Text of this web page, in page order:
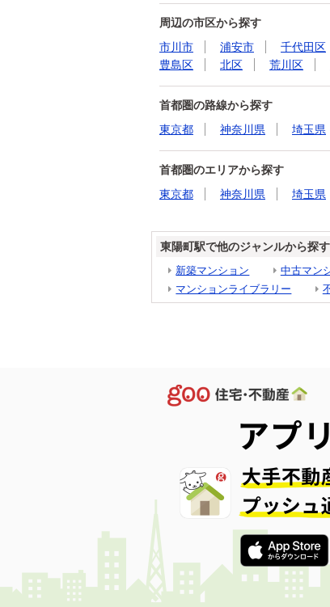
周辺の市区から探す
市川市
浦安市 千代田区
豊島区
北区 荒川区
首都圏の路線から探す
東京都
神奈川県 埼玉県
首都圏のエリアから探す
東京都
神奈川県 埼玉県
東陽町駅で他のジャンルから探す
新築マンション 中古マン
マンションライブラリー